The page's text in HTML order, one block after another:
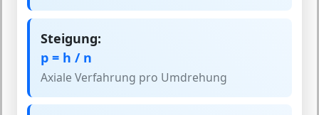
Steigung:
p = h / n
Axiale Verfahrung pro Umdrehung